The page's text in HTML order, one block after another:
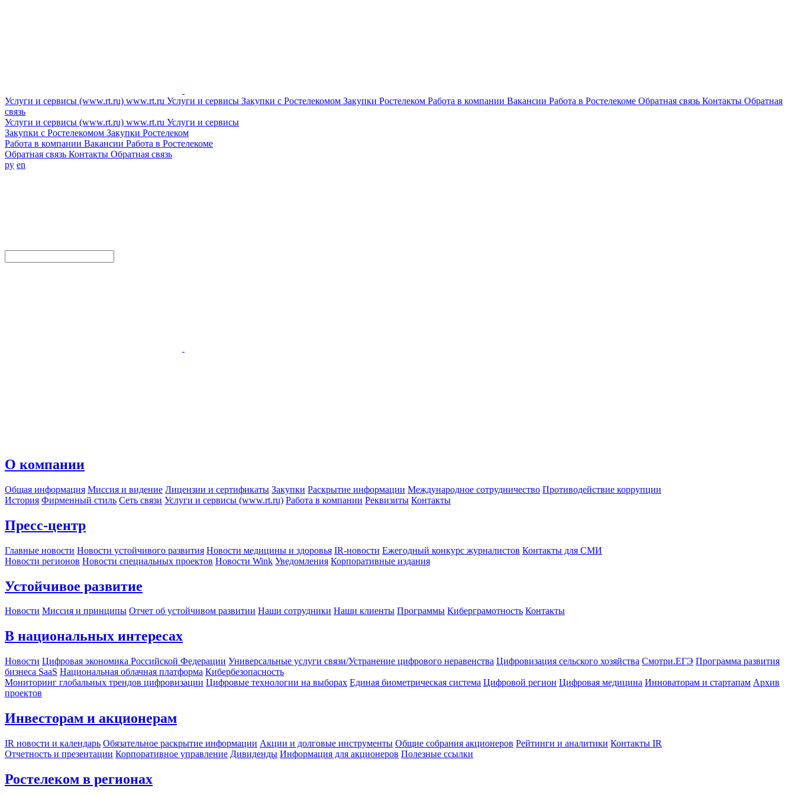
Услуги и сервисы (www.rt.ru) www.rt.ru Услуги и сервисы Закупки с Ростелекомом Закупки Ростелеком Работа в компании Вакансии Работа в Ростелекоме Обратная связь Контакты Обратная
связь
Услуги и сервисы (www.rt.ru) www.rt.ru Услуги и сервисы
Закупки с Ростелекомом Закупки Ростелеком
Работа в компании Вакансии Работа в Ростелекоме
Обратная связь Контакты Обратная связь
ру en
О компании
Общая информация Миссия и видение Лицензии и сертификаты Закупки Раскрытие информации Международное сотрудничество Противодействие коррупции
История Фирменный стиль Сеть связи Услуги и сервисы (www.rt.ru) Работа в компании Реквизиты Контакты
Пресс-центр
Главные новости Новости устойчивого развития Новости медицины и здоровья IR-новости Ежегодный конкурс журналистов Контакты для СМИ
Новости регионов Новости специальных проектов Новости Wink Уведомления Корпоративные издания
Устойчивое развитие
Новости Миссия и принципы Отчет об устойчивом развитии Наши сотрудники Наши клиенты Программы Киберграмотность Контакты
В национальных интересах
Новости Цифровая экономика Российской Федерации Универсальные услуги связи/Устранение цифрового неравенства Цифровизация сельского хозяйства Смотри.ЕГЭ Программа развития
бизнеса SaaS Национальная облачная платформа Кибербезопасность
Мониторинг глобальных трендов цифровизации Цифровые технологии на выборах Единая биометрическая система Цифровой регион Цифровая медицина Инноваторам и стартапам Архив
проектов
Инвесторам и акционерам
IR новости и календарь Обязательное раскрытие информации Акции и долговые инструменты Общие собрания акционеров Рейтинги и аналитики Контакты IR
Отчетность и презентации Корпоративное управление Дивиденды Информация для акционеров Полезные ссылки
Ростелеком в регионах